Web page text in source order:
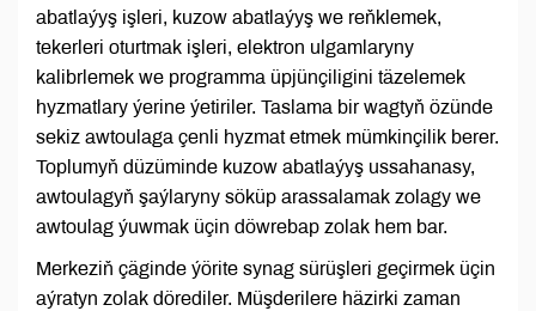
abatlaýyş işleri, kuzow abatlaýyş we reňklemek,
tekerleri oturtmak işleri, elektron ulgamlaryny
kalibrlemek we programma üpjünçiligini täzelemek
hyzmatlary ýerine ýetiriler. Taslama bir wagtyň özünde
sekiz awtoulaga çenli hyzmat etmek mümkinçilik berer.
Toplumyň düzüminde kuzow abatlaýyş ussahanasy,
awtoulagyň şaýlaryny söküp arassalamak zolagy we
awtoulag ýuwmak üçin döwrebap zolak hem bar.
Merkeziň çäginde ýörite synag sürüşleri geçirmek üçin
aýratyn zolak dörediler. Müşderilere häzirki zaman